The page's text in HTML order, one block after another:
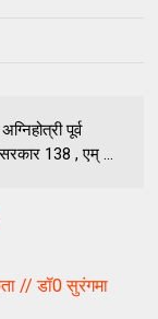
पूर्व
सरकार 138 , एम् ...
// डॉ0 सुरंगमा